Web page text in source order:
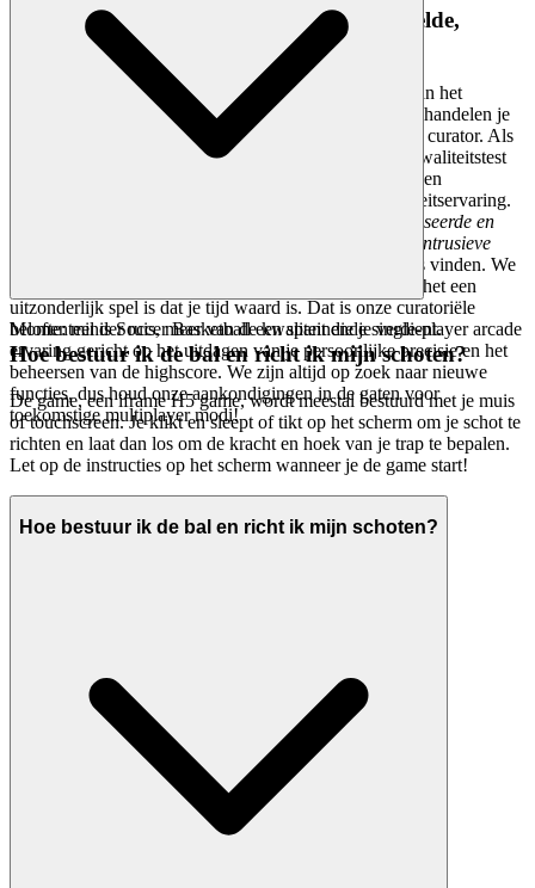
4. Respect voor de Speler: Een Samengestelde,
Kwaliteit-Eerste Wereld
We begrijpen dat je tijd te kostbaar is om te besteden aan het
doorzoeken van eindeloze, middelmatige opties. We behandelen je
intelligentie met respect door te fungeren als de ultieme curator. Als
een spel op ons platform staat, heeft het onze strenge kwaliteitstest
doorstaan. Het emotionele voordeel? Je voelt je gezien en
gewaardeerd, wetende dat elke klik leidt tot een kwaliteitservaring.
Handmatig samengestelde, geoptimaliseerde en
geteste gamebibliotheek met een minimalistische, niet-intrusieve
Je zult hier geen duizenden gekloonde games vinden. We
omdat we geloven dat het een
uitzonderlijk spel is dat je tijd waard is. Dat is onze curatoriële
belofte: minder ruis, meer van de kwaliteit die je verdient.
Momenteel is Soccer Basketball een spannende single-player arcade
ervaring gericht op het uitdagen van je persoonlijke precisie en het
beheersen van de highscore. We zijn altijd op zoek naar nieuwe
functies, dus houd onze aankondigingen in de gaten voor
toekomstige multiplayer modi!
Hoe bestuur ik de bal en richt ik mijn schoten?
De game, een iframe H5 game, wordt meestal bestuurd met je muis
of touchscreen. Je klikt en sleept of tikt op het scherm om je schot te
richten en laat dan los om de kracht en hoek van je trap te bepalen.
Let op de instructies op het scherm wanneer je de game start!
Hoe bestuur ik de bal en richt ik mijn schoten?